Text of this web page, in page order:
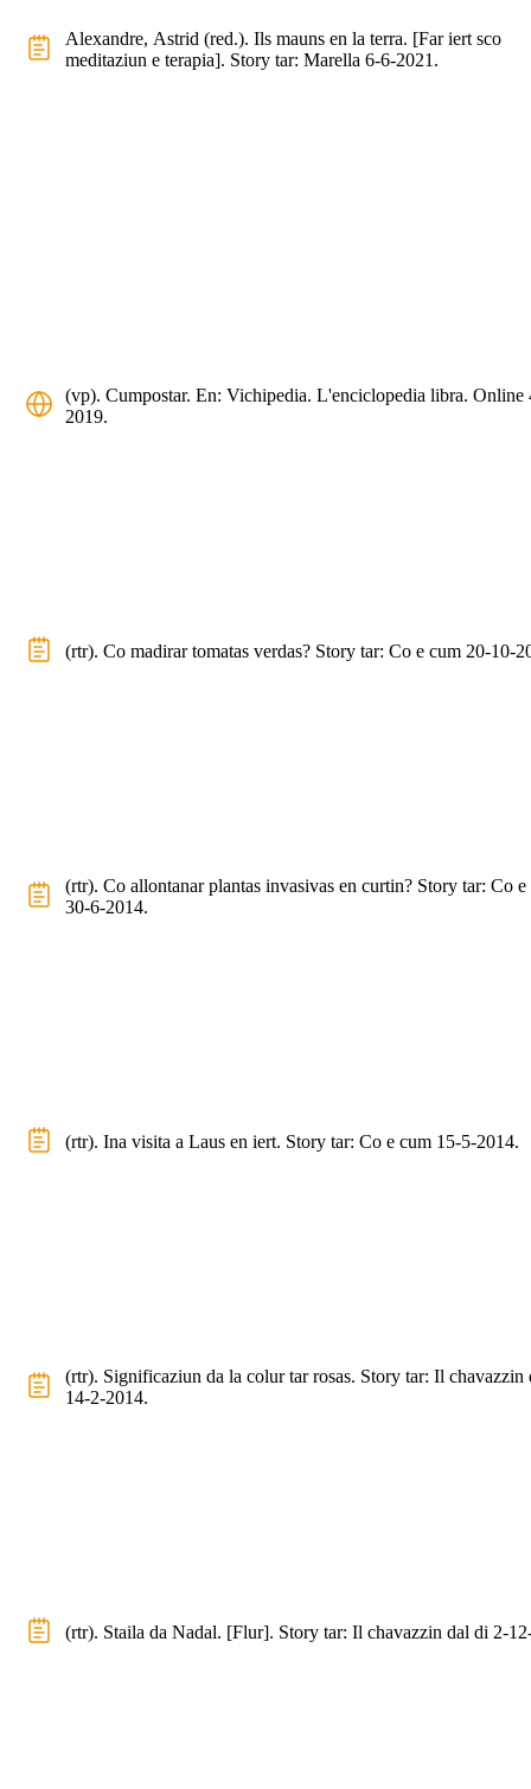
Alexandre, Astrid (red.). Ils mauns en la terra. [Far iert sco
meditaziun e terapia]. Story tar: Marella 6-6-2021.
(vp). Cumpostar. En: Vichipedia. L'enciclopedia libra. Online
2019.
(rtr). Co madirar tomatas verdas? Story tar: Co e cum 20-10-
(rtr). Co allontanar plantas invasivas en curtin? Story tar: Co e
30-6-2014.
(rtr). Ina visita a Laus en iert. Story tar: Co e cum 15-5-2014.
(rtr). Significaziun da la colur tar rosas. Story tar: Il chavazzin
14-2-2014.
(rtr). Staila da Nadal. [Flur]. Story tar: Il chavazzin dal di 2-